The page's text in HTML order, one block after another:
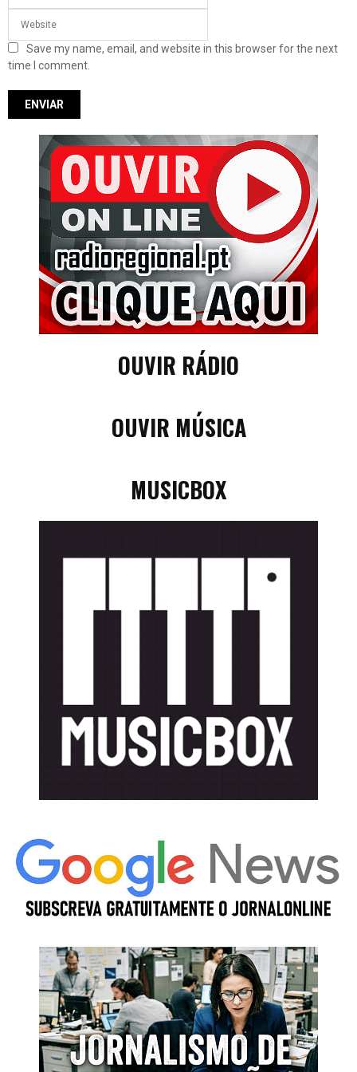
Save my name, email, and website in this browser for the next
time I comment.
OUVIR RÁDIO
OUVIR MÚSICA
MUSICBOX